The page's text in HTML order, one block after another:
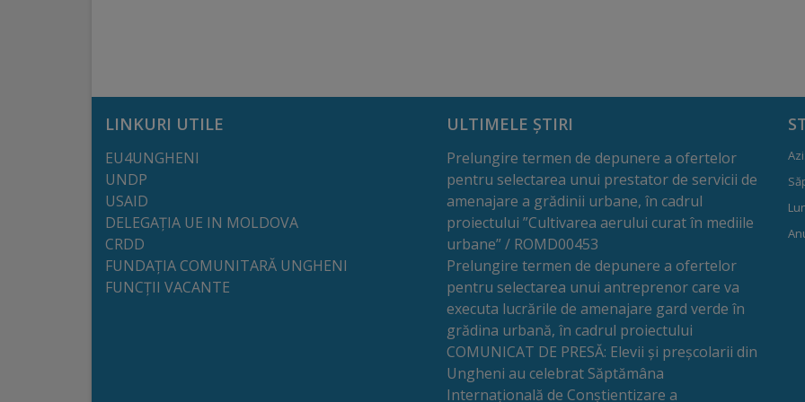
marcante
Sportivi
performanță
Orașul
LINKURI UTILE
EU4UNGHENI
UNDP
USAID
DELEGAȚIA UE IN MOLDOVA
CRDD
FUNDAȚIA COMUNITARĂ UNGHENI
FUNCȚII VACANTE
ULTIMELE ȘTIRI
Prelungire termen de depunere a ofertelor
pentru selectarea unui prestator de servicii de
amenajare a grădinii urbane, în cadrul
proiectului ”Cultivarea aerului curat în mediile
urbane” / ROMD00453
Prelungire termen de depunere a ofertelor
pentru selectarea unui antreprenor care va
executa lucrările de amenajare gard verde în
grădina urbană, în cadrul proiectului
COMUNICAT DE PRESĂ: Elevii și preșcolarii din
Ungheni au celebrat Săptămâna
Internațională de Conștientizare a